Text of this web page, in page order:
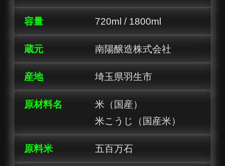
容量 720ml / 1800ml
蔵元 南陽醸造株式会社
産地 埼玉県羽生市
原材料名
米（国産）
米こうじ（国産米）
原料米 五百万石